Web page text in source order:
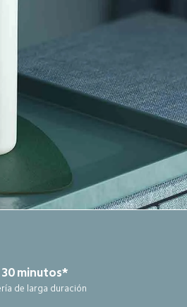
de larga duración